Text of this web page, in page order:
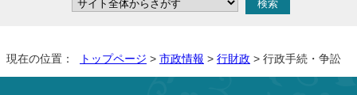
現在の位置： トップページ > 市政情報 > 行財政 > 行政手続・争訟